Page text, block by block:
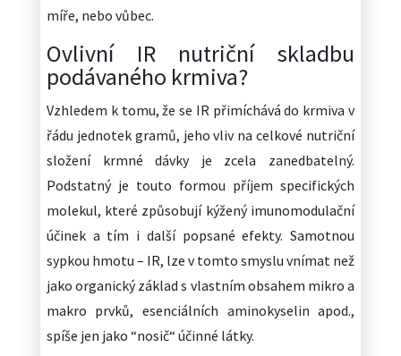
míře, nebo vůbec.
Ovlivní IR nutriční skladbu
podávaného krmiva?
Vzhledem k tomu, že se IR přimíchává do krmiva v
řádu jednotek gramů, jeho vliv na celkové nutriční
složení krmné dávky je zcela zanedbatelný.
Podstatný je touto formou příjem specifických
molekul, které způsobují kýžený imunomodulační
účinek a tím i další popsané efekty. Samotnou
sypkou hmotu – IR, lze v tomto smyslu vnímat než
jako organický základ s vlastním obsahem mikro a
makro prvků, esenciálních aminokyselin apod.,
spíše jen jako “nosič“ účinné látky.